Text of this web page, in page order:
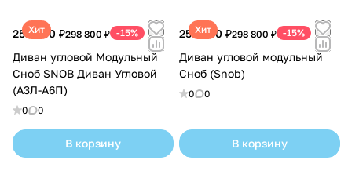
Хит
253 980 ₽298 800 ₽ -15%
Диван угловой Модульный
Сноб SNOB Диван Угловой
(А3Л-А6П)
0 0
В корзину
Хит
253 980 ₽298 800 ₽ -15%
Диван угловой модульный
Сноб (Snob)
0 0
В корзину